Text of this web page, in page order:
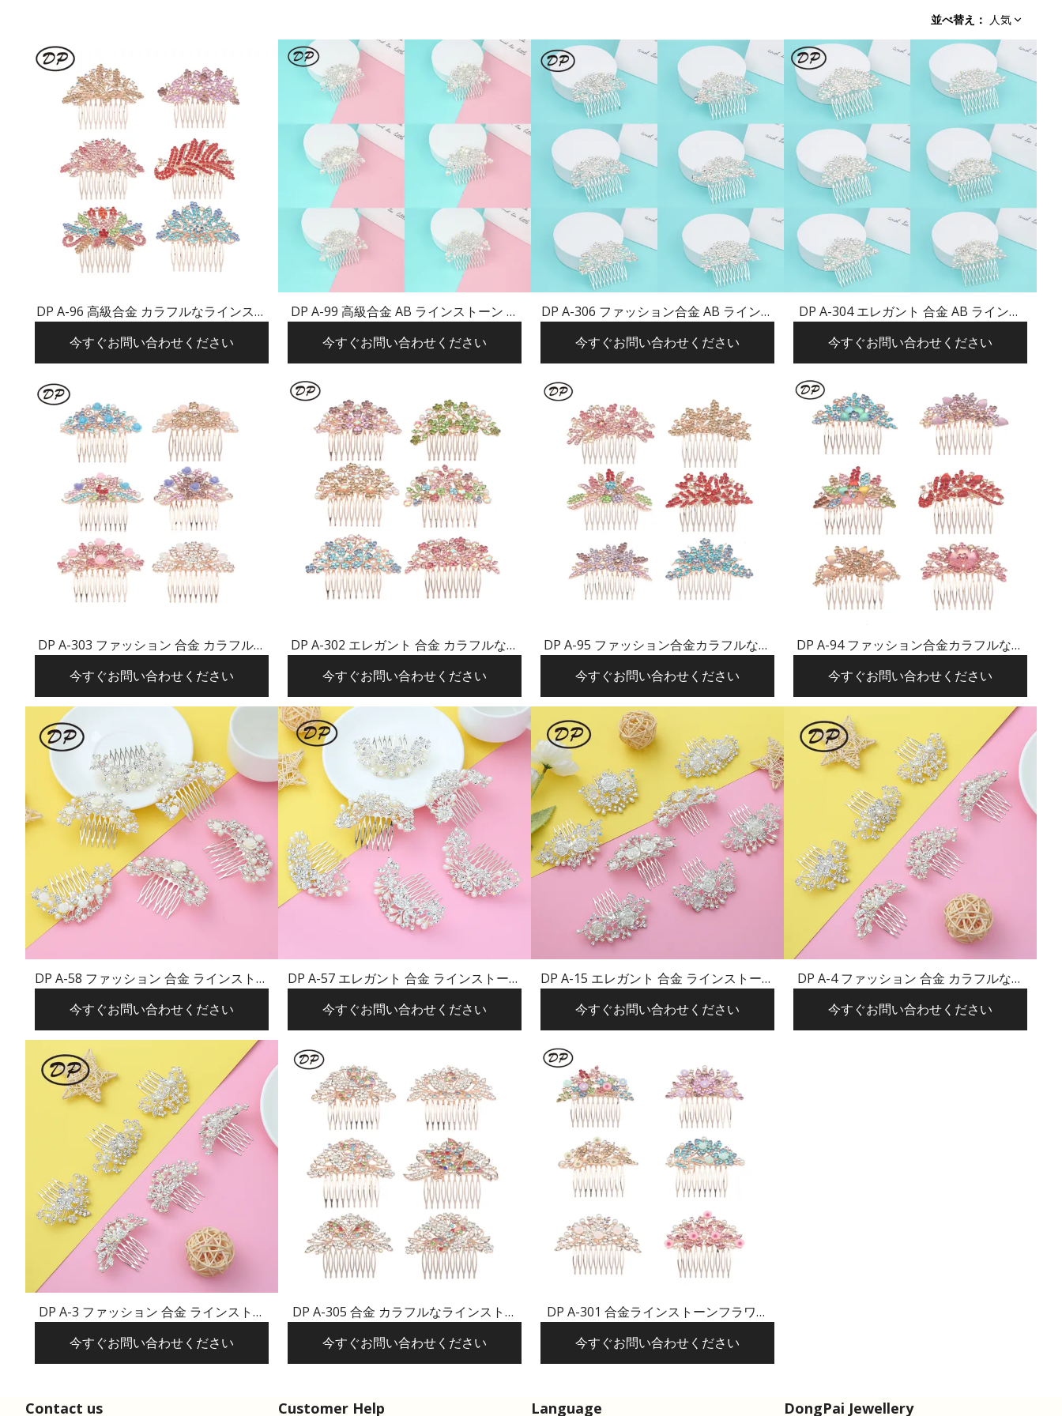
並べ替え ： 人気
DP A-96 高級合金 カラフルなラインスト
ワー ヘアピン
今すぐお問い合わせください
DP A-99 高級合金 AB ラインストーン パ
今すぐお問い合わせください
DP A-306 ファッション合金 AB ラインス
今すぐお問い合わせください
DP A-304 エレガント 合金 AB ラインス
今すぐお問い合わせください
DP A-303 ファッション 合金 カラフルな
ン
今すぐお問い合わせください
DP A-302 エレガント 合金 カラフルなラ
ー ヘアピン
今すぐお問い合わせください
DP A-95 ファッション合金カラフルなラ
今すぐお問い合わせください
DP A-94 ファッション合金カラフルなラ
今すぐお問い合わせください
DP A-58 ファッション 合金 ラインストー
今すぐお問い合わせください
DP A-57 エレガント 合金 ラインストーン
今すぐお問い合わせください
DP A-15 エレガント 合金 ラインストーン
今すぐお問い合わせください
DP A-4 ファッション 合金 カラフルなラ
今すぐお問い合わせください
DP A-3 ファッション 合金 ラインストー
今すぐお問い合わせください
DP A-305 合金 カラフルなラインストー
今すぐお問い合わせください
DP A-301 合金ラインストーンフラワー
今すぐお問い合わせください
Contact us Customer Help Language DongPai Jewellery